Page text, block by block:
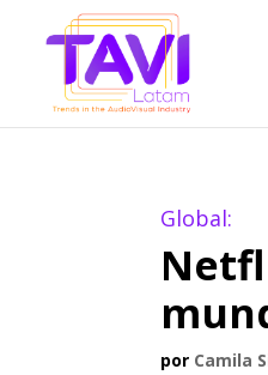
Global:
por Camila